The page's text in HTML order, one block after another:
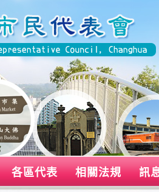
各區代表 相關法規 訊